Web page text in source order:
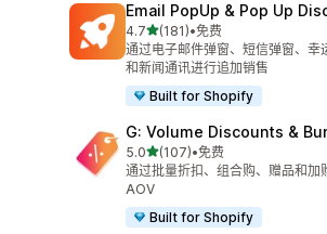
Email PopUp & Pop Up
4.7星（满分 5 星）
(181)
总共 181 条评论
•免费
通过电子邮件弹窗、短信弹窗、幸
和新闻通讯进行追加销售
Built for Shopify
G: Volume Discounts &
5.0星（满分 5 星）
(107)
总共 107 条评论
•免费
通过批量折扣、组合购、赠品和加
AOV
Built for Shopify